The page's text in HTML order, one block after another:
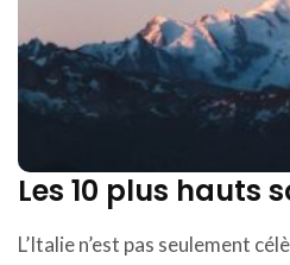
Les 10 plus hauts
L’Italie n’est pas seulement